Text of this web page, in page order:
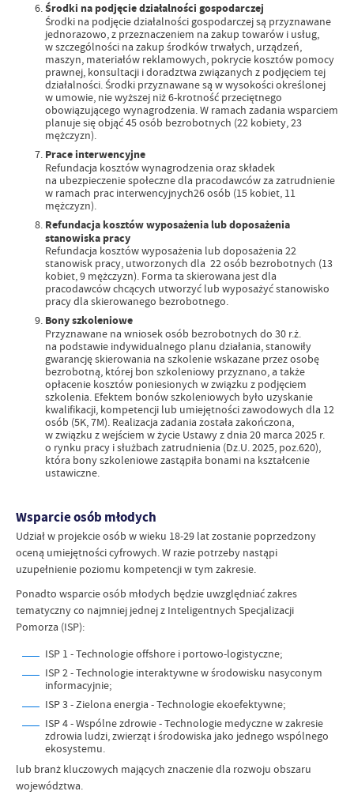
Środki na podjęcie działalności gospodarczej
Środki na podjęcie działalności gospodarczej są przyznawane
jednorazowo, z przeznaczeniem na zakup towarów i usług,
w szczególności na zakup środków trwałych, urządzeń,
maszyn, materiałów reklamowych, pokrycie kosztów pomocy
prawnej, konsultacji i doradztwa związanych z podjęciem tej
działalności. Środki przyznawane są w wysokości określonej
w umowie, nie wyższej niż 6-krotność przeciętnego
obowiązującego wynagrodzenia. W ramach zadania wsparciem
planuje się objąć 45 osób bezrobotnych (22 kobiety, 23
mężczyzn).
Prace interwencyjne
Refundacja kosztów wynagrodzenia oraz składek
na ubezpieczenie społeczne dla pracodawców za zatrudnienie
w ramach prac interwencyjnych26 osób (15 kobiet, 11
mężczyzn).
Refundacja kosztów wyposażenia lub doposażenia
stanowiska pracy
Refundacja kosztów wyposażenia lub doposażenia 22
stanowisk pracy, utworzonych dla 22 osób bezrobotnych (13
kobiet, 9 mężczyzn). Forma ta skierowana jest dla
pracodawców chcących utworzyć lub wyposażyć stanowisko
pracy dla skierowanego bezrobotnego.
Bony szkoleniowe
Przyznawane na wniosek osób bezrobotnych do 30 r.ż.
na podstawie indywidualnego planu działania, stanowiły
gwarancję skierowania na szkolenie wskazane przez osobę
bezrobotną, której bon szkoleniowy przyznano, a także
opłacenie kosztów poniesionych w związku z podjęciem
szkolenia. Efektem bonów szkoleniowych było uzyskanie
kwalifikacji, kompetencji lub umiejętności zawodowych dla 12
osób (5K, 7M). Realizacja zadania została zakończona,
w związku z wejściem w życie Ustawy z dnia 20 marca 2025 r.
o rynku pracy i służbach zatrudnienia (Dz.U. 2025, poz.620),
która bony szkoleniowe zastąpiła bonami na kształcenie
ustawiczne.
Wsparcie osób młodych
Udział w projekcie osób w wieku 18-29 lat zostanie poprzedzony
oceną umiejętności cyfrowych. W razie potrzeby nastąpi
uzupełnienie poziomu kompetencji w tym zakresie.
Ponadto wsparcie osób młodych będzie uwzględniać zakres
tematyczny co najmniej jednej z Inteligentnych Specjalizacji
Pomorza (ISP):
ISP 1 - Technologie offshore i portowo-logistyczne;
ISP 2 - Technologie interaktywne w środowisku nasyconym
informacyjnie;
ISP 3 - Zielona energia - Technologie ekoefektywne;
ISP 4 - Wspólne zdrowie - Technologie medyczne w zakresie
zdrowia ludzi, zwierząt i środowiska jako jednego wspólnego
ekosystemu.
lub branż kluczowych mających znaczenie dla rozwoju obszaru
województwa.